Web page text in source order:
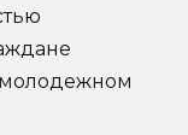
молодежном